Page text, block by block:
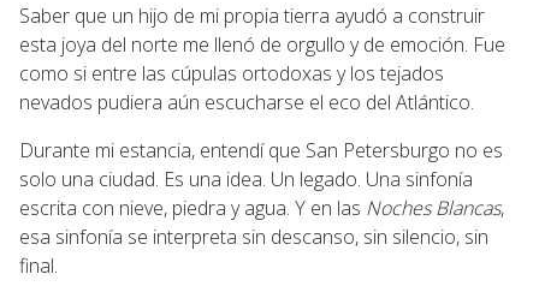
Saber que un hijo de mi propia tierra ayudó a construir
esta joya del norte me llenó de orgullo y de emoción. Fue
como si entre las cúpulas ortodoxas y los tejados
nevados pudiera aún escucharse el eco del Atlántico.
Durante mi estancia, entendí que San Petersburgo no es
solo una ciudad. Es una idea. Un legado. Una sinfonía
escrita con nieve, piedra y agua. Y en las Noches Blancas,
esa sinfonía se interpreta sin descanso, sin silencio, sin
final.